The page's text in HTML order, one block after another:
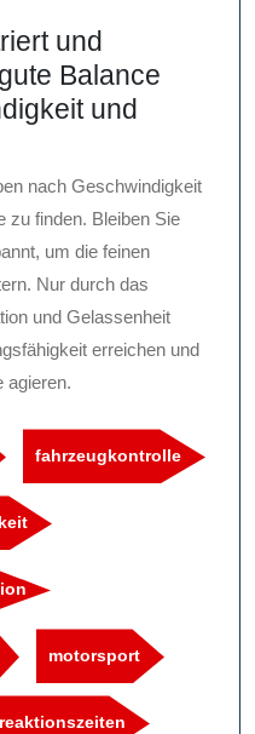
und
Balance
und
nach Geschwindigkeit
zu finden. Bleiben Sie
um die feinen
Nur durch das
und Gelassenheit
erreichen und
agieren.
fahrzeugkontrolle
motorsport
reaktionszeiten